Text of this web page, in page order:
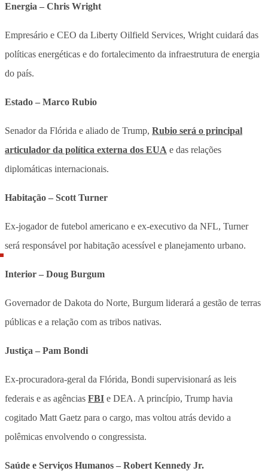
Energia – Chris Wright
Empresário e CEO da Liberty Oilfield Services, Wright cuidará das
políticas energéticas e do fortalecimento da infraestrutura de energia
do país.
Estado – Marco Rubio
Senador da Flórida e aliado de Trump, Rubio será o principal
articulador da política externa dos EUA e das relações
diplomáticas internacionais.
Habitação – Scott Turner
Ex-jogador de futebol americano e ex-executivo da NFL, Turner
será responsável por habitação acessível e planejamento urbano.
Interior – Doug Burgum
Governador de Dakota do Norte, Burgum liderará a gestão de terras
públicas e a relação com as tribos nativas.
Justiça – Pam Bondi
Ex-procuradora-geral da Flórida, Bondi supervisionará as leis
federais e as agências FBI e DEA. A princípio, Trump havia
cogitado Matt Gaetz para o cargo, mas voltou atrás devido a
polêmicas envolvendo o congressista.
Saúde e Serviços Humanos – Robert Kennedy Jr.